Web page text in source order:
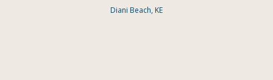
Diani Beach, KE